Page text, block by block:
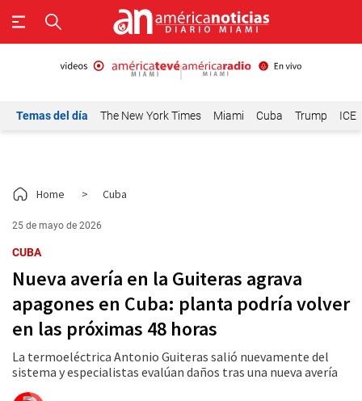
Temas del día The New York Times Miami Cuba Trump ICE
Home > Cuba
25 de mayo de 2026
CUBA
Nueva avería en la Guiteras agrava
apagones en Cuba: planta podría volver
en las próximas 48 horas
La termoeléctrica Antonio Guiteras salió nuevamente del
sistema y especialistas evalúan daños tras una nueva avería